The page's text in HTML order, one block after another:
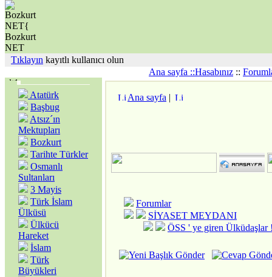
Tıklayın kayıtlı kullanıcı olun
Ana sayfa ::Hasabınız ::
Atatürk
Başbug
Atsız´ın
Mektupları
Bozkurt
Tarihte Türkler
Osmanlı
Sultanları
3 Mayis
Türk İslam
Ülküsü
Ülkücü
Hareket
İslam
Türk
Büyükleri
Ana sayfa |
Forumlar
SİYASET MEYDANI
ÖSS ' ye giren